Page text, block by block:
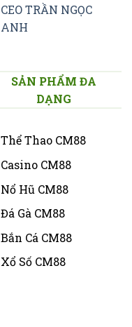
CEO TRẦN NGỌC
ANH
SẢN PHẨM ĐA
DẠNG
Thể Thao CM88
Casino CM88
Nổ Hũ CM88
Đá Gà CM88
Bắn Cá CM88
Xổ Số CM88